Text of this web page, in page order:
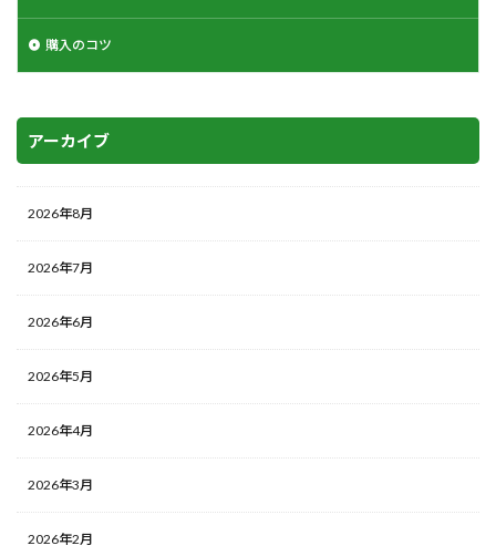
購入のコツ
アーカイブ
2026年8月
2026年7月
2026年6月
2026年5月
2026年4月
2026年3月
2026年2月